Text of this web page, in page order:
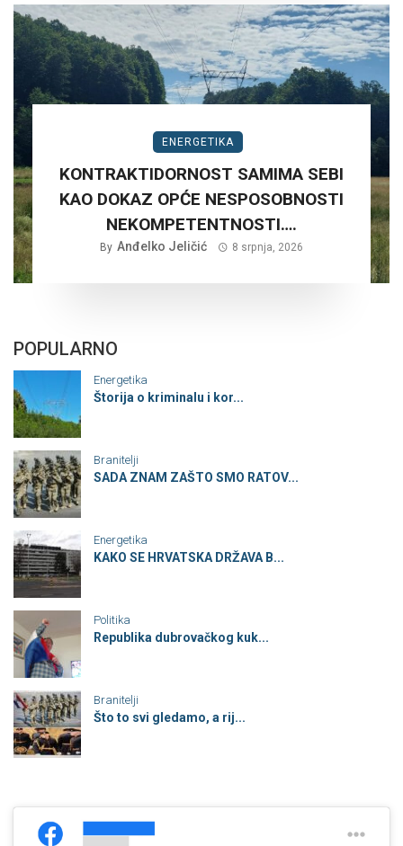
ENERGETIKA
KONTRAKTIDORNOST SAMIMA SEBI
KAO DOKAZ OPĆE NESPOSOBNOSTI
NEKOMPETENTNOSTI….
By Anđelko Jeličić 8 srpnja, 2026
POPULARNO
Energetika
Štorija o kriminalu i kor...
Branitelji
SADA ZNAM ZAŠTO SMO RATOV...
Energetika
KAKO SE HRVATSKA DRŽAVA B...
Politika
Republika dubrovačkog kuk...
Branitelji
Što to svi gledamo, a rij...